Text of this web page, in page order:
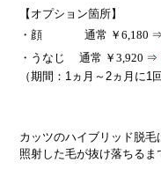
【オプション箇所】
・顔通常 ￥6,180 ⇒
・うなじ 通常 ￥3,920 ⇒
（期間：1ヵ月～2ヵ 月に1
カッツのハイブリッド脱毛
照射した毛が抜け落ちるま